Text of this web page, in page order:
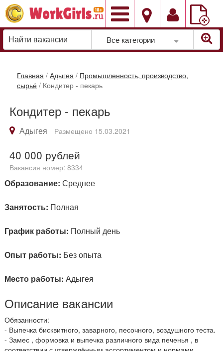
Добавить
вакансию
Все категории
Главная / Адыгея / Промышленность, производство,
сырьё / Кондитер - пекарь
Кондитер - пекарь
Адыгея Размещено 15.03.2021
40 000 рублей
Вакансия номер: 8334
Образование: Среднее
Занятость: Полная
График работы: Полный день
Опыт работы: Без опыта
Место работы: Адыгея
Описание вакансии
Обязанности:
- Выпечка бисквитного, заварного, песочного, воздушного теста.
- Замес , формовка и выпечка различного вида печенья , в